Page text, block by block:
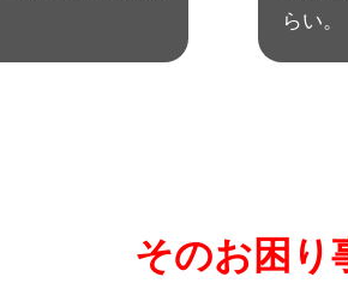
らい。
そのお困り